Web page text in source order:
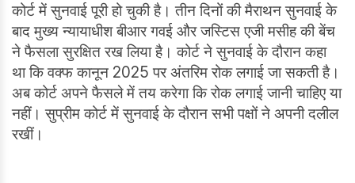
कोर्ट में सुनवाई पूरी हो चुकी है। ⁠तीन दिनों की मैराथन सुनवाई के
बाद मुख्य न्यायाधीश बीआर गवई और जस्टिस एजी मसीह की बेंच
ने फैसला सुरक्षित रख लिया है। कोर्ट ने सुनवाई के दौरान कहा
था कि वक्फ कानून 2025 पर अंतरिम रोक लगाई जा सकती है।
अब कोर्ट अपने फैसले में तय करेगा कि रोक लगाई जानी चाहिए या
नहीं। सुप्रीम कोर्ट में सुनवाई के दौरान सभी पक्षों ने अपनी दलील
रखीं।